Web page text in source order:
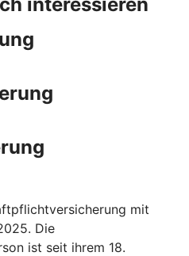
mit
Die
ist seit ihrem 18.